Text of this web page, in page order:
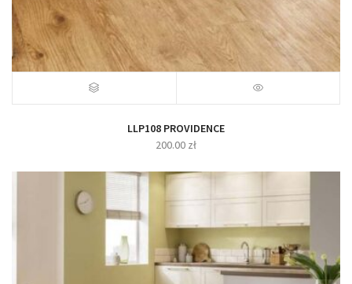
LLP108 PROVIDENCE
200.00 zł